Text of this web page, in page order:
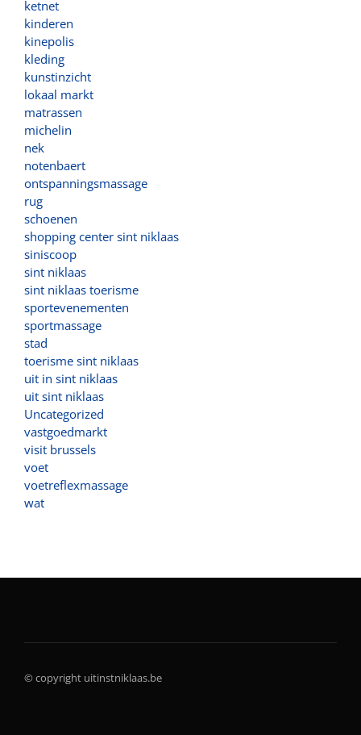
ketnet
kinderen
kinepolis
kleding
kunstinzicht
lokaal markt
matrassen
michelin
nek
notenbaert
ontspanningsmassage
rug
schoenen
shopping center sint niklaas
siniscoop
sint niklaas
sint niklaas toerisme
sportevenementen
sportmassage
stad
toerisme sint niklaas
uit in sint niklaas
uit sint niklaas
Uncategorized
vastgoedmarkt
visit brussels
voet
voetreflexmassage
wat
© copyright uitinstniklaas.be